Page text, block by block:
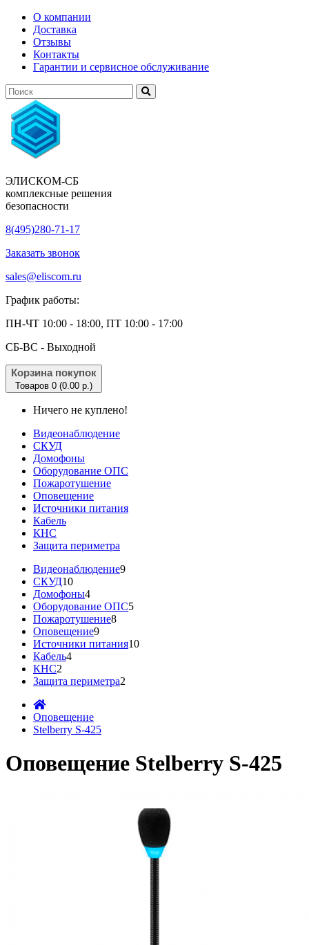
О компании
Доставка
Отзывы
Контакты
Гарантии и сервисное обслуживание
ЭЛИСКОМ-СБ
комплексные решения
безопасности
8(495)280-71-17
Заказать звонок
sales@eliscom.ru
График работы:
ПН-ЧТ 10:00 - 18:00, ПТ 10:00 - 17:00
CБ-ВС - Выходной
Корзина покупок
Товаров 0 (0.00 р.)
Ничего не куплено!
Видеонаблюдение
СКУД
Домофоны
Оборудование ОПС
Пожаротушение
Оповещение
Источники питания
Кабель
КНС
Защита периметра
Видеонаблюдение9
СКУД10
Домофоны4
Оборудование ОПС5
Пожаротушение8
Оповещение9
Источники питания10
Кабель4
КНС2
Защита периметра2
Оповещение
Stelberry S-425
Оповещение Stelberry S-425